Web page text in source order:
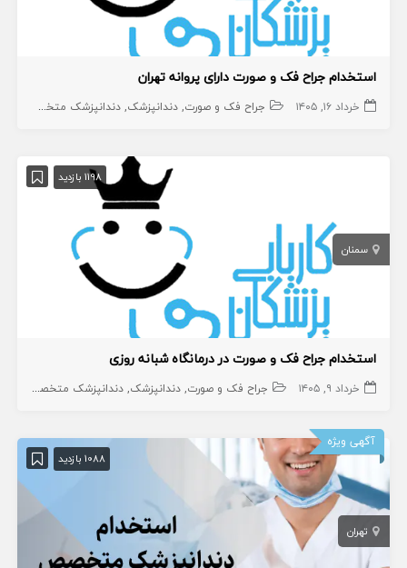
استخدام جراح فک و صورت دارای پروانه تهران
خرداد ۱۶, ۱۴۰۵ جراح فک و صورت دندانپزشک دندانپزشک متخصص
1198 بازدید
سمنان
استخدام جراح فک و صورت در درمانگاه شبانه روزی
خرداد ۹, ۱۴۰۵ جراح فک و صورت دندانپزشک دندانپزشک متخصص
آگهی ویژه
1088 بازدید
تهران